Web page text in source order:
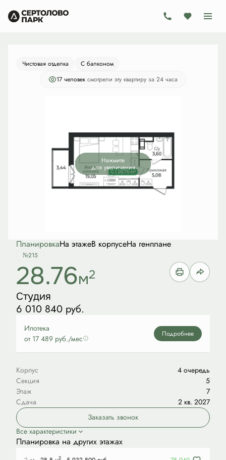
Студия28.76 м 6 010 840 руб.
Ипотекаот 17 489 руб./мес.
Чистовая отделка
С балконом
17 человек смотрели эту квартиру за 24 часа
Нажмите
для увеличения
ПланировкаНа этажеВ корпусеНа генплане
№215
28.76м2
Студия
6 010 840 руб.
Ипотека
от 17 489 руб./мес
Подробнее
Корпус
4 очередь
Секция
5
Этаж
7
Сдача
2 кв. 2027
Заказать звонок
Все характеристики
Планировка на других этажах
2